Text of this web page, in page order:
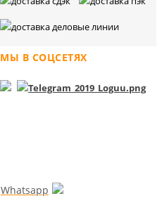
МЫ В СОЦСЕТЯХ
Whatsapp